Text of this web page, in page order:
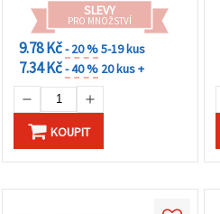
SLEVY
PRO MNOŽSTVÍ
9.78 Kč- 20 %5-19 kus
7.34 Kč- 40 % 20 kus +
KOUPIT